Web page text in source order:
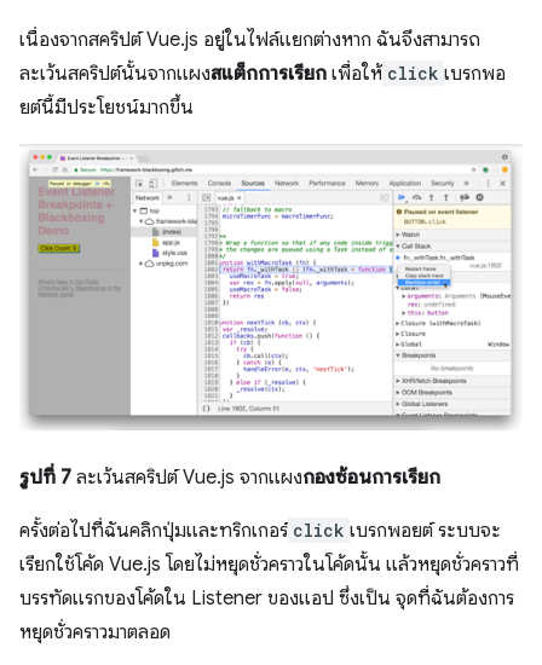
เนื่องจากสคริปต์ Vue.js อยู่ในไฟล์แยกต่างหาก ฉันจึงสามารถ
ละเว้นสคริปต์นั้นจากแผงสแต็กการเรียก เพื่อให้ click เบรกพอ
ยต์นี้มีประโยชน์มากขึ้น
รูปที่ 7 ละเว้นสคริปต์ Vue.js จากแผงกองซ้อนการเรียก
ครั้งต่อไปที่ฉันคลิกปุ่มและทริกเกอร์ click เบรกพอยต์ ระบบจะ
เรียกใช้โค้ด Vue.js โดยไม่หยุดชั่วคราวในโค้ดนั้น แล้วหยุดชั่วคราวที่
บรรทัดแรกของโค้ดใน Listener ของแอป ซึ่งเป็น จุดที่ฉันต้องการ
หยุดชั่วคราวมาตลอด